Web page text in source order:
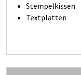
Stempelkissen
Textplatten